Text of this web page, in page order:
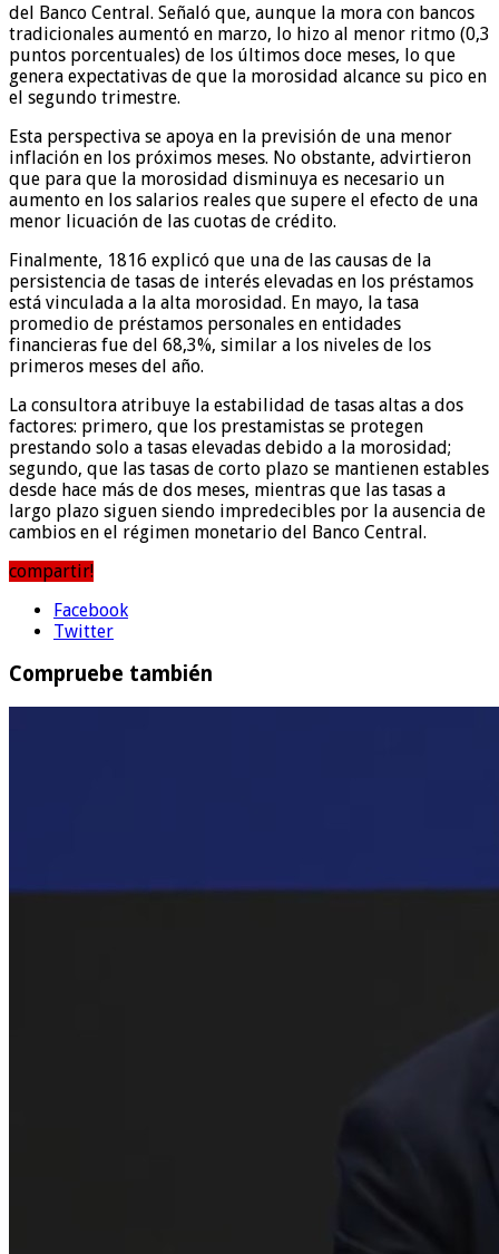
del Banco Central. Señaló que, aunque la mora con bancos
tradicionales aumentó en marzo, lo hizo al menor ritmo (0,3
puntos porcentuales) de los últimos doce meses, lo que
genera expectativas de que la morosidad alcance su pico en
el segundo trimestre.
Esta perspectiva se apoya en la previsión de una menor
inflación en los próximos meses. No obstante, advirtieron
que para que la morosidad disminuya es necesario un
aumento en los salarios reales que supere el efecto de una
menor licuación de las cuotas de crédito.
Finalmente, 1816 explicó que una de las causas de la
persistencia de tasas de interés elevadas en los préstamos
está vinculada a la alta morosidad. En mayo, la tasa
promedio de préstamos personales en entidades
financieras fue del 68,3%, similar a los niveles de los
primeros meses del año.
La consultora atribuye la estabilidad de tasas altas a dos
factores: primero, que los prestamistas se protegen
prestando solo a tasas elevadas debido a la morosidad;
segundo, que las tasas de corto plazo se mantienen estables
desde hace más de dos meses, mientras que las tasas a
largo plazo siguen siendo impredecibles por la ausencia de
cambios en el régimen monetario del Banco Central.
compartir!
Facebook
Twitter
Compruebe también